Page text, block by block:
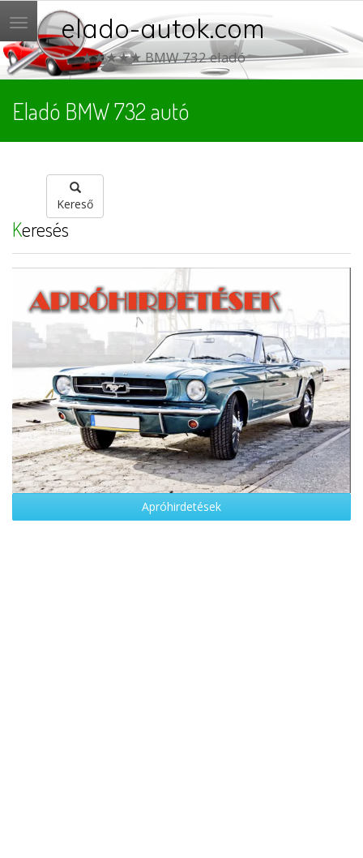
Menü elado-autok.com
★★★★★ BMW 732 eladó
Eladó BMW 732 autó
Kereső
Keresés
Apróhirdetések